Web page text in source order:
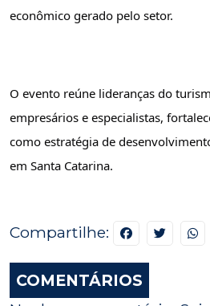
econômico gerado pelo setor.
O evento reúne lideranças do
empresários e especialistas,
como estratégia de
em Santa Catarina.
Compartilhe:
COMENTÁRIOS